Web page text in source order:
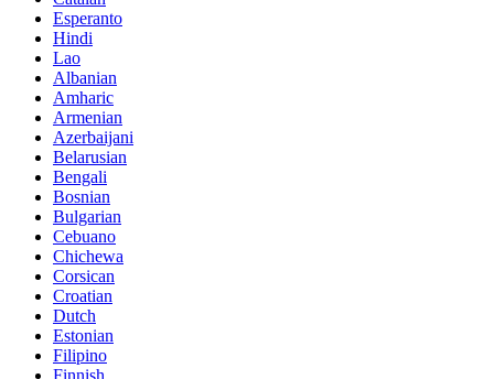
Esperanto
Hindi
Lao
Albanian
Amharic
Armenian
Azerbaijani
Belarusian
Bengali
Bosnian
Bulgarian
Cebuano
Chichewa
Corsican
Croatian
Dutch
Estonian
Filipino
Finnish